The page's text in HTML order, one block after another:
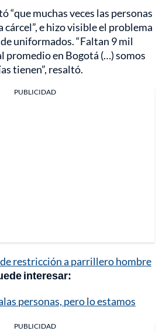
“que muchas veces las personas
cárcel”, e hizo visible el problema
uniformados. “Faltan 9 mil
promedio en Bogotá (…) somos
tienen”, resaltó.
PUBLICIDAD
restricción a parrillero hombre
interesar:
personas, pero lo estamos
PUBLICIDAD